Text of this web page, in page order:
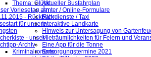
Thema: Glück
Vorlesetag am
- Rückblick
für unsere
- unser
Archiv
Kriminalromane
Aktueller Busfahrplan
Ämter / Online-Formulare
Fahrdienste / Taxi
Interaktive Landkarte
Hinweis zur Untersagung von
Mieträumlichkeiten für Feiern und
Eine App für die Tonne
Entsorgungstermine 2021